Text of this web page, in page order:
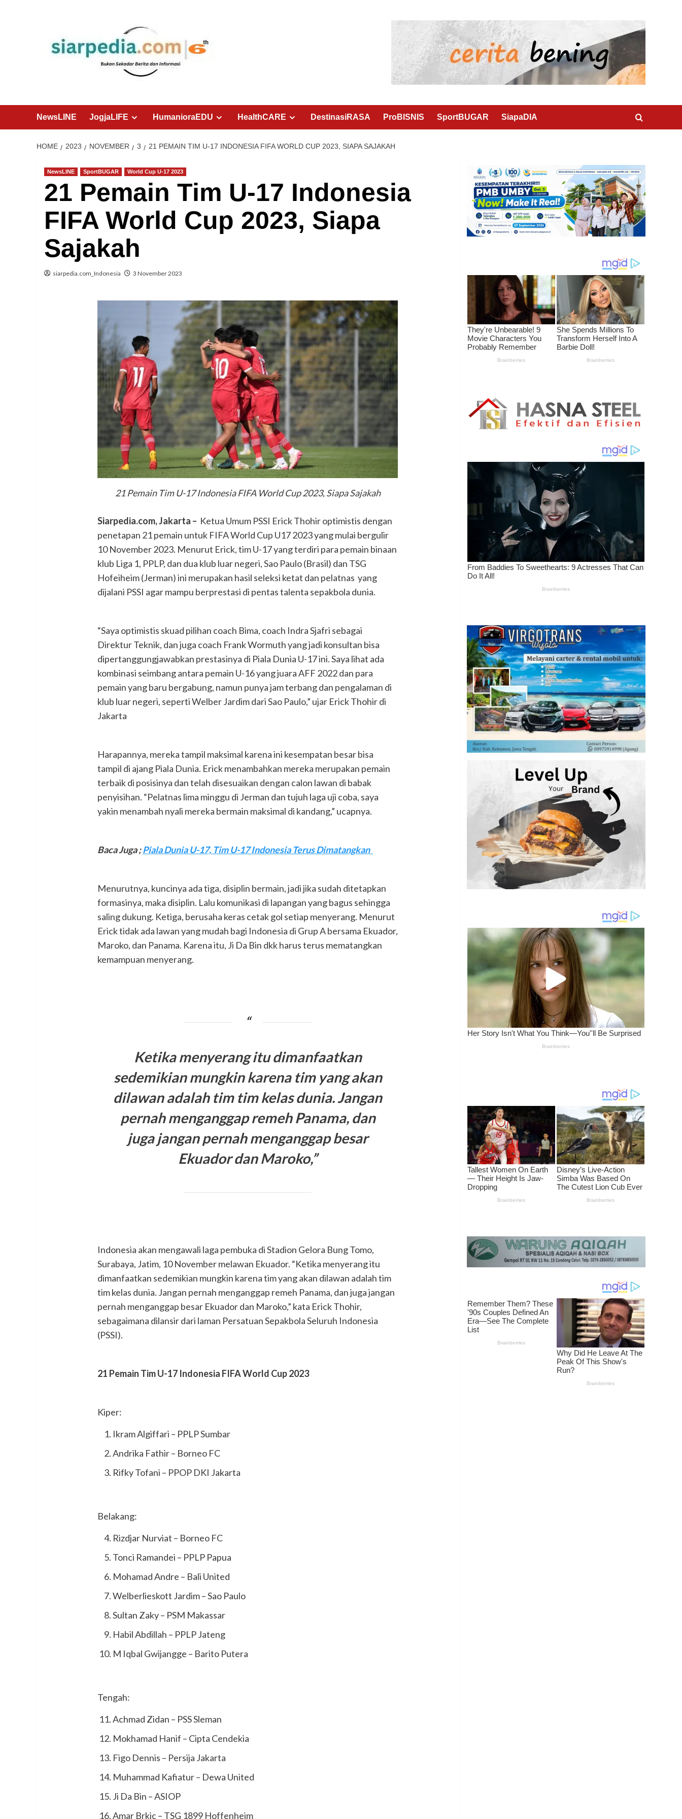
NewsLINE JogjaLIFE HumanioraEDU HealthCARE DestinasiRASA ProBISNIS SportBUGAR SiapaDIA
HOME 2023 NOVEMBER 3 21 PEMAIN TIM U-17 INDONESIA FIFA WORLD CUP 2023, SIAPA SAJAKAH
NewsLINE SportBUGAR World Cup U-17 2023
21 Pemain Tim U-17 Indonesia
FIFA World Cup 2023, Siapa
Sajakah
siarpedia.com_Indonesia 3 November 2023
21 Pemain Tim U-17 Indonesia FIFA World Cup 2023, Siapa Sajakah
Siarpedia.com,Jakarta – Ketua Umum PSSI Erick Thohir optimistis dengan
penetapan 21 pemain untuk FIFA World Cup U17 2023 yang mulai bergulir
10 November 2023. Menurut Erick, tim U-17 yang terdiri para pemain binaan
klub Liga 1, PPLP, dan dua klub luar negeri, Sao Paulo (Brasil) dan TSG
Hofeiheim (Jerman) ini merupakan hasil seleksi ketat dan pelatnas yang
dijalani PSSI agar mampu berprestasi di pentas talenta sepakbola dunia.
“Saya optimistis skuad pilihan coach Bima, coach Indra Sjafri sebagai
Direktur Teknik, dan juga coach Frank Wormuth yang jadi konsultan bisa
dipertanggungjawabkan prestasinya di Piala Dunia U-17 ini. Saya lihat ada
kombinasi seimbang antara pemain U-16 yang juara AFF 2022 dan para
pemain yang baru bergabung, namun punya jam terbang dan pengalaman di
klub luar negeri, seperti Welber Jardim dari Sao Paulo,” ujar Erick Thohir di
Jakarta
Harapannya, mereka tampil maksimal karena ini kesempatan besar bisa
tampil di ajang Piala Dunia. Erick menambahkan mereka merupakan pemain
terbaik di posisinya dan telah disesuaikan dengan calon lawan di babak
penyisihan. “Pelatnas lima minggu di Jerman dan tujuh laga uji coba, saya
yakin menambah nyali mereka bermain maksimal di kandang,” ucapnya.
Baca Juga ;Piala Dunia U-17, Tim U-17 Indonesia Terus Dimatangkan
Menurutnya, kuncinya ada tiga, disiplin bermain, jadi jika sudah ditetapkan
formasinya, maka disiplin. Lalu komunikasi di lapangan yang bagus sehingga
saling dukung. Ketiga, berusaha keras cetak gol setiap menyerang. Menurut
Erick tidak ada lawan yang mudah bagi Indonesia di Grup A bersama Ekuador,
Maroko, dan Panama. Karena itu, Ji Da Bin dkk harus terus mematangkan
kemampuan menyerang.
Ketika menyerang itu dimanfaatkan
sedemikian mungkin karena tim yang akan
dilawan adalah tim tim kelas dunia. Jangan
pernah menganggap remeh Panama, dan
juga jangan pernah menganggap besar
Ekuador dan Maroko,”
Indonesia akan mengawali laga pembuka di Stadion Gelora Bung Tomo,
Surabaya, Jatim, 10 November melawan Ekuador. “Ketika menyerang itu
dimanfaatkan sedemikian mungkin karena tim yang akan dilawan adalah tim
tim kelas dunia. Jangan pernah menganggap remeh Panama, dan juga jangan
pernah menganggap besar Ekuador dan Maroko,” kata Erick Thohir,
sebagaimana dilansir dari laman Persatuan Sepakbola Seluruh Indonesia
(PSSI).
21 Pemain Tim U-17 Indonesia FIFA World Cup 2023
Kiper:
Ikram Algiffari – PPLP Sumbar
Andrika Fathir – Borneo FC
Rifky Tofani – PPOP DKI Jakarta
Belakang:
Rizdjar Nurviat – Borneo FC
Tonci Ramandei – PPLP Papua
Mohamad Andre – Bali United
Welberlieskott Jardim – Sao Paulo
Sultan Zaky – PSM Makassar
Habil Abdillah – PPLP Jateng
M Iqbal Gwijangge – Barito Putera
Tengah:
Achmad Zidan – PSS Sleman
Mokhamad Hanif – Cipta Cendekia
Figo Dennis – Persija Jakarta
Muhammad Kafiatur – Dewa United
Ji Da Bin – ASIOP
Amar Brkic – TSG 1899 Hoffenheim